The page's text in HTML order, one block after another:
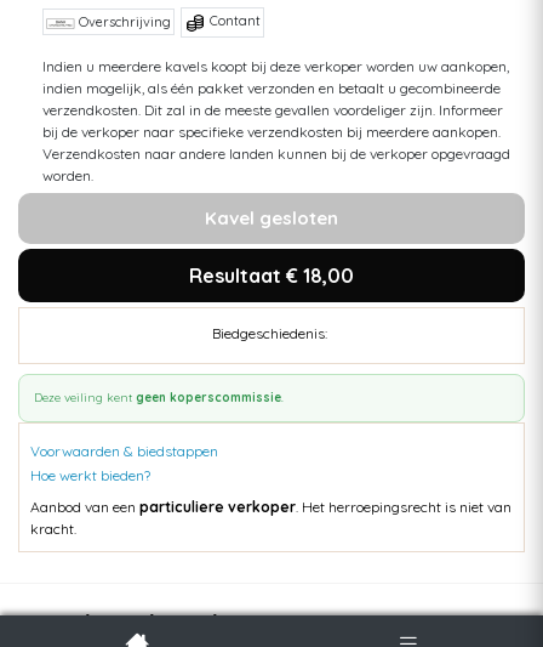
Overschrijving Contant
Indien u meerdere kavels koopt bij deze verkoper worden uw aankopen,
indien mogelijk, als één pakket verzonden en betaalt u gecombineerde
verzendkosten. Dit zal in de meeste gevallen voordeliger zijn. Informeer
bij de verkoper naar specifieke verzendkosten bij meerdere aankopen.
Verzendkosten naar andere landen kunnen bij de verkoper opgevraagd
worden.
Kavel gesloten
Resultaat € 18,00
Biedgeschiedenis:
Deze veiling kent geen koperscommissie.
Voorwaarden & biedstappen
Hoe werkt bieden?
Aanbod van een particuliere verkoper . Het herroepingsrecht is niet van
kracht.
Populaire kavels